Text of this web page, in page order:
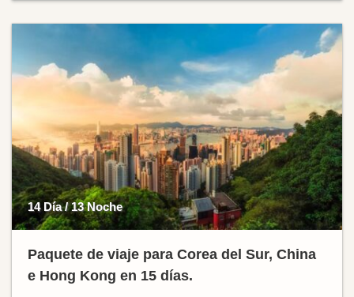
14 Día / 13 Noche
Paquete de viaje para Corea del Sur, China
e Hong Kong en 15 días.